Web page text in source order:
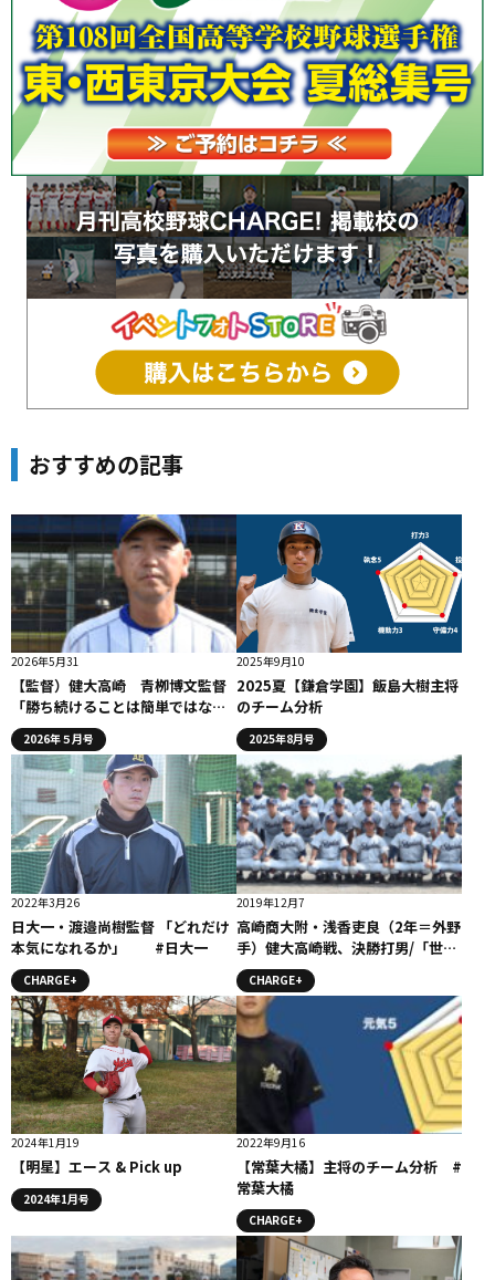
おすすめの記事
2026年5月31
【監督）健大高崎 青栁博文監督
「勝ち続けることは簡単ではな
い」
2026年５月号
2025年9月10
2025夏【鎌倉学園】飯島大樹主将
のチーム分析
2025年8月号
2022年3月26
日大一・渡邉尚樹監督 「どれだけ
本気になれるか」 #日大一
CHARGE+
2019年12月7
高崎商大附・浅香吏良（2年＝外野
手）健大高崎戦、決勝打男/「世紀
の番狂わせ」コラム
CHARGE+
2024年1月19
【明星】エース & Pick up
2024年1月号
2022年9月16
【常葉大橘】主将のチーム分析 #
常葉大橘
CHARGE+